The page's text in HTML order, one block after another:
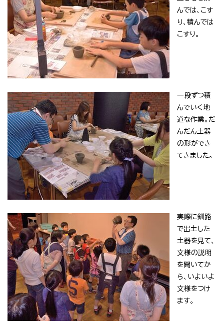
んでは、こす
り、積んでは
こすり。
一段ずつ積
んでいく地
道な作業。だ
んだん土器
の形ができ
てきました。
実際に釧路
で出土した
土器を見て、
文様の説明
を聞いてか
ら、いよいよ
文様をつけ
ます。